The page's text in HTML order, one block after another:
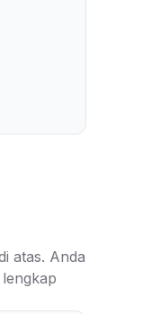
atas. Anda